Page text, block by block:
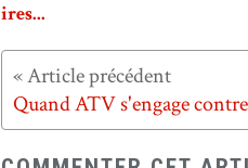
ires...